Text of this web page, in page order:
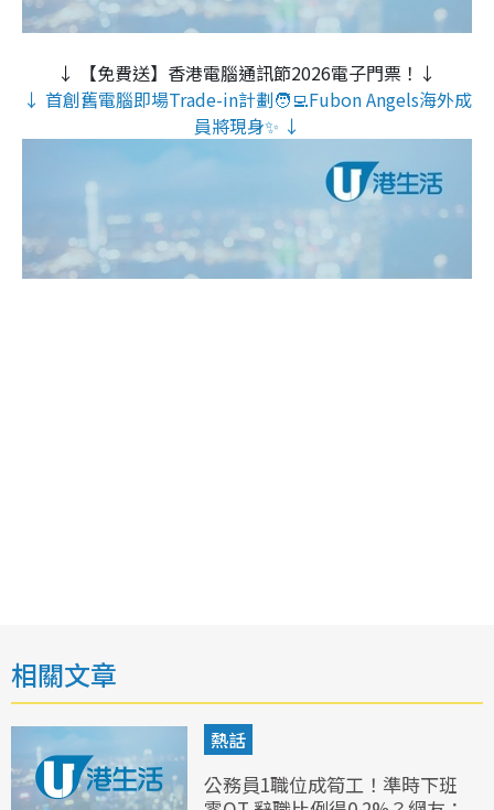
↓ 【免費送】香港電腦通訊節2026電子門票！↓
↓ 首創舊電腦即場Trade-in計劃🧑‍💻Fubon Angels海外成
員將現身✨ ↓
相關文章
熱話
公務員1職位成筍工！準時下班